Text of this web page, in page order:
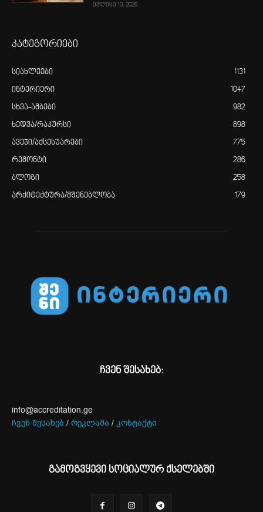
ივლისი 10, 2026
კატეგორიები
სიახლეები 1131
ინტერიერი 1047
სხვა-ამბები 982
ხედვა/რაკურსი 898
ავეჯი/აქსესუარები 775
რემონტი 286
ბლოგი 258
არქიტექტურა/მშენებლობა 179
ჩვენ შესახებ:
info@accreditation.ge
ჩვენ შესახებ / რეკლამა / კონტაქტი
გამოგვყევი სოციალურ ქსელებში